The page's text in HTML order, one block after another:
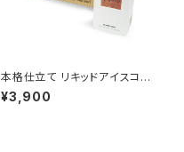
本格仕立て リキッドアイスコー
ヒー 6本入り(無糖)
¥3,900